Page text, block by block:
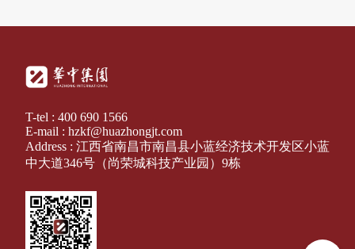
T-tel : 400 690 1566
E-mail : hzkf@huazhongjt.com
Address : 江西省南昌市南昌县小蓝经济技术开发区小蓝
中大道346号（尚荣城科技产业园）9栋